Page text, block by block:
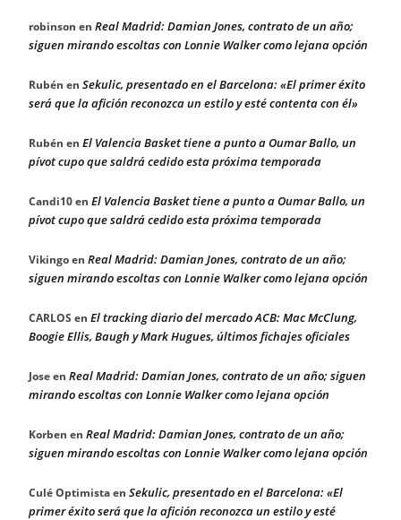
robinson en Real Madrid: Damian Jones, contrato de un año;
siguen mirando escoltas con Lonnie Walker como lejana opción
Rubén en Sekulic, presentado en el Barcelona: «El primer éxito
será que la afición reconozca un estilo y esté contenta con él»
Rubén en El Valencia Basket tiene a punto a Oumar Ballo, un
pívot cupo que saldrá cedido esta próxima temporada
Candi10en El Valencia Basket tiene a punto a Oumar Ballo, un
pívot cupo que saldrá cedido esta próxima temporada
Vikingoen Real Madrid: Damian Jones, contrato de un año;
siguen mirando escoltas con Lonnie Walker como lejana opción
CARLOS en El tracking diario del mercado ACB: Mac McClung,
Boogie Ellis, Baugh y Mark Hugues, últimos fichajes oficiales
Joseen Real Madrid: Damian Jones, contrato de un año; siguen
mirando escoltas con Lonnie Walker como lejana opción
Korben en Real Madrid: Damian Jones, contrato de un año;
siguen mirando escoltas con Lonnie Walker como lejana opción
Culé Optimistaen Sekulic, presentado en el Barcelona: «El
primer éxito será que la afición reconozca un estilo y esté